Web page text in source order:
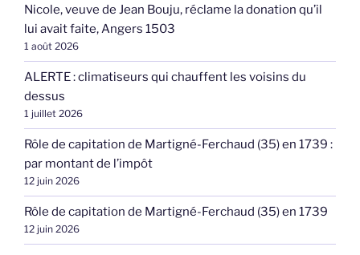
Nicole, veuve de Jean Bouju, réclame la donation qu’il
lui avait faite, Angers 1503
1 août 2026
ALERTE : climatiseurs qui chauffent les voisins du
dessus
1 juillet 2026
Rôle de capitation de Martigné-Ferchaud (35) en 1739 :
par montant de l’impôt
12 juin 2026
Rôle de capitation de Martigné-Ferchaud (35) en 1739
12 juin 2026